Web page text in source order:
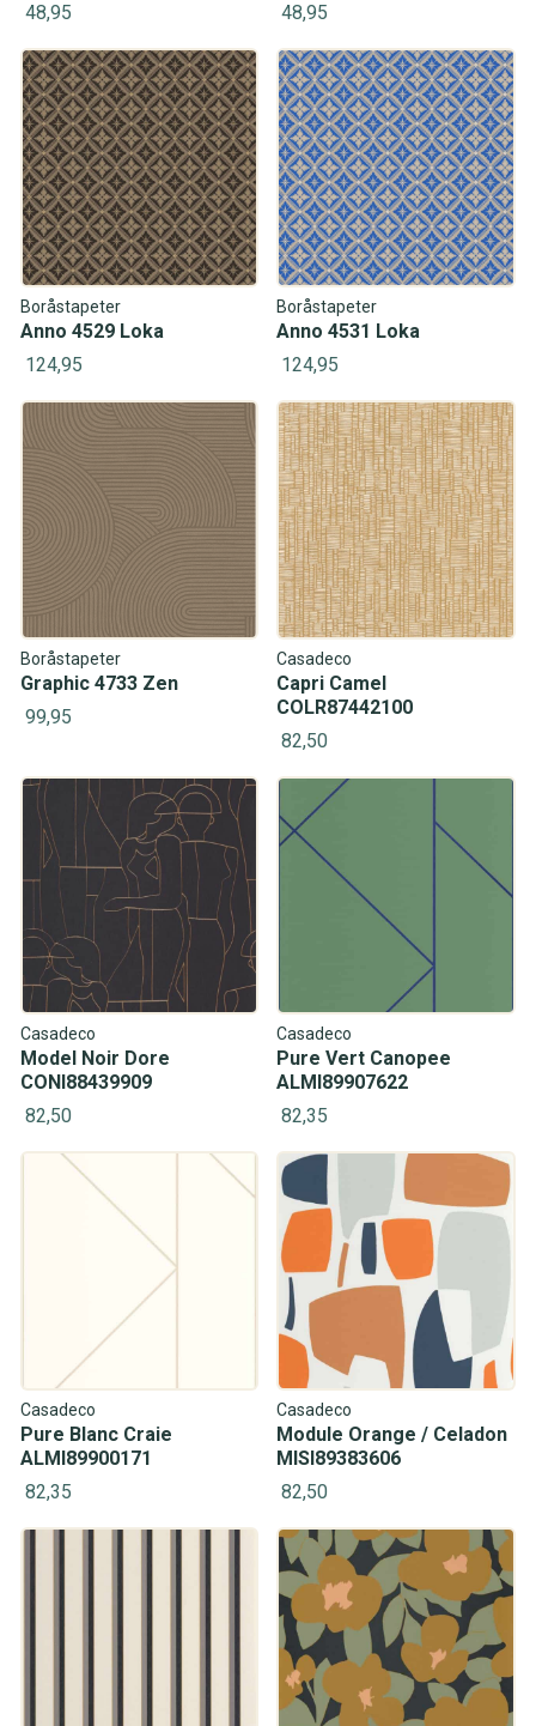
48,95
48,95
Boråstapeter
Anno 4529 Loka
124,95
Boråstapeter
Anno 4531 Loka
124,95
Boråstapeter
Graphic 4733 Zen
99,95
Casadeco
Capri Camel
COLR87442100
82,50
Casadeco
Model Noir Dore
CONI88439909
82,50
Casadeco
Pure Vert Canopee
ALMI89907622
82,35
Casadeco
Pure Blanc Craie
ALMI89900171
82,35
Casadeco
Module Orange / Celadon
MISI89383606
82,50